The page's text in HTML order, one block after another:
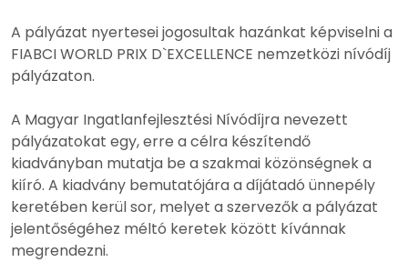
A pályázat nyertesei jogosultak hazánkat képviselni a
FIABCI WORLD PRIX D`EXCELLENCE nemzetközi nívódíj
pályázaton.
A Magyar Ingatlanfejlesztési Nívódíjra nevezett
pályázatokat egy, erre a célra készítendő
kiadványban mutatja be a szakmai közönségnek a
kiíró. A kiadvány bemutatójára a díjátadó ünnepély
keretében kerül sor, melyet a szervezők a pályázat
jelentőségéhez méltó keretek között kívánnak
megrendezni.